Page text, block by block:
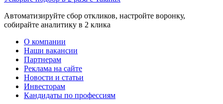
Автоматизируйте сбор откликов, настройте воронку,
собирайте аналитику в 2 клика
О компании
Наши вакансии
Партнерам
Реклама на сайте
Новости и статьи
Инвесторам
Кандидаты по профессиям